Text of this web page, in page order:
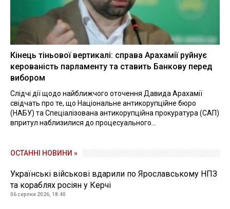
Кінець тіньової вертикалі: справа Арахамії руйнує
керованість парламенту та ставить Банкову перед
вибором
Слідчі дії щодо найближчого оточення Давида Арахамії
свідчать про те, що Національне антикорупційне бюро
(НАБУ) та Спеціалізована антикорупційна прокуратура (САП)
впритул наблизилися до процесуального...
ОСТАННІ НОВИНИ »
Українські військові вдарили по Ярославському НПЗ
та кораблях росіян у Керчі
06 серпня 2026, 18:40